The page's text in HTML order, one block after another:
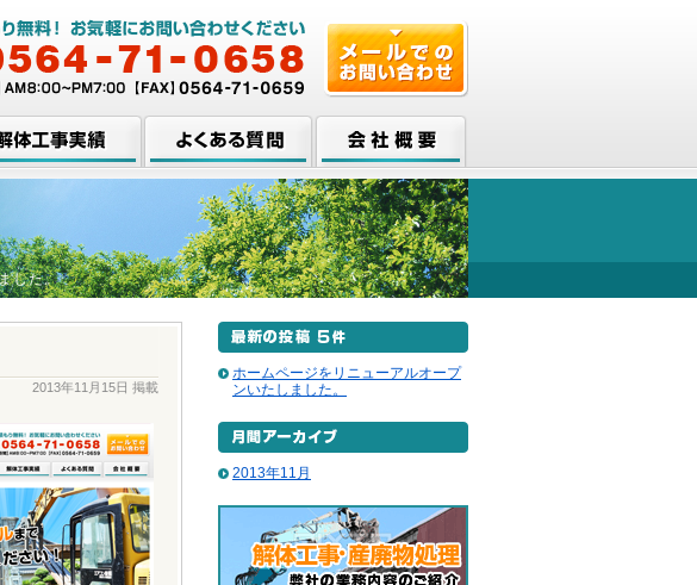
実績 よくある質問 会社概要
した。
2013年11月15日 掲載
ホームページをリニューアルオープ
ンいたしました。
2013年11月